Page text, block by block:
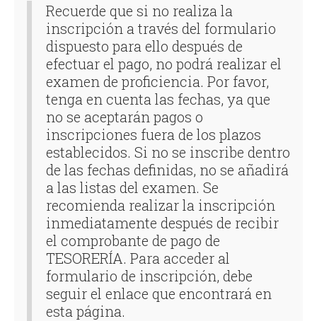
Recuerde que si no realiza la
inscripción a través del formulario
dispuesto para ello después de
efectuar el pago, no podrá realizar el
examen de proficiencia. Por favor,
tenga en cuenta las fechas, ya que
no se aceptarán pagos o
inscripciones fuera de los plazos
establecidos. Si no se inscribe dentro
de las fechas definidas, no se añadirá
a las listas del examen. Se
recomienda realizar la inscripción
inmediatamente después de recibir
el comprobante de pago de
TESORERÍA. Para acceder al
formulario de inscripción, debe
seguir el enlace que encontrará en
esta página.